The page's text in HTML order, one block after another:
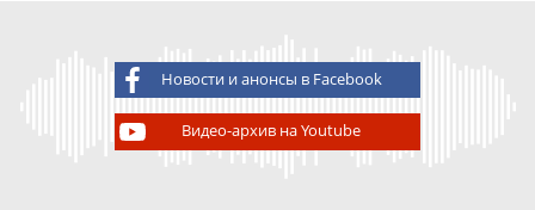
Новости и анонсы в Facebook
Видео-архив на Youtube